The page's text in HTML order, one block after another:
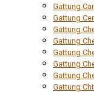
Gattung
Gattung
Gattung
Gattung
Gattung
Gattung
Gattung
Gattung